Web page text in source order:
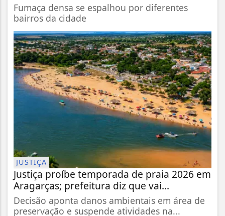
Fumaça densa se espalhou por diferentes
bairros da cidade
JUSTIÇA
Justiça proíbe temporada de praia 2026 em
Aragarças; prefeitura diz que vai...
Decisão aponta danos ambientais em área de
preservação e suspende atividades na...